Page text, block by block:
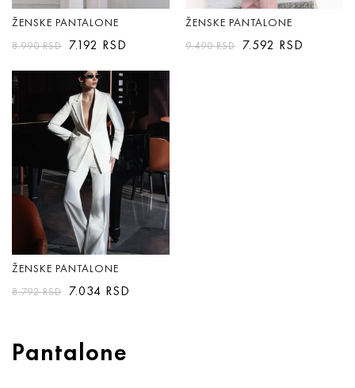
ŽENSKE PANTALONE
8.990RSD 7.192 RSD
ŽENSKE PANTALONE
9.490RSD 7.592 RSD
ŽENSKE PANTALONE
8.792RSD 7.034 RSD
Pantalone